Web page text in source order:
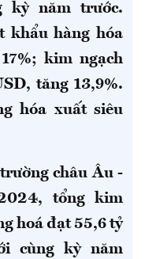
kỳ năm trước.
khẩu hàng hóa
kim ngạch
tăng 13,9%.
hóa xuất siêu
châu Âu -
tổng kim
hoá đạt 55,6 tỷ
cùng kỳ năm